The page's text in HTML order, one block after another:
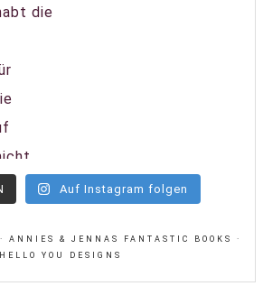
Auf Instagram folgen
ANNIES & JENNAS FANTASTIC BOOKS ·
HELLO YOU DESIGNS